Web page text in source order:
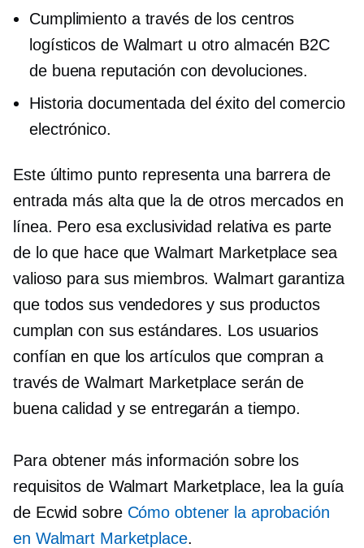
Cumplimiento a través de los centros
logísticos de Walmart u otro almacén B2C
de buena reputación con devoluciones.
Historia documentada del éxito del comercio
electrónico.
Este último punto representa una barrera de
entrada más alta que la de otros mercados en
línea. Pero esa exclusividad relativa es parte
de lo que hace que Walmart Marketplace sea
valioso para sus miembros. Walmart garantiza
que todos sus vendedores y sus productos
cumplan con sus estándares. Los usuarios
confían en que los artículos que compran a
través de Walmart Marketplace serán de
buena calidad y se entregarán a tiempo.
Para obtener más información sobre los
requisitos de Walmart Marketplace, lea la guía
de Ecwid sobre Cómo obtener la aprobación
en Walmart Marketplace.